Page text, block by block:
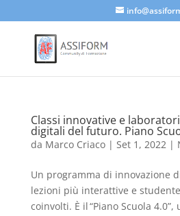
Classi innovative e
digitali del futuro. Piano
da Marco Criaco| Set 1, 2022|
Un programma di innovazione
lezioni più interattive e
coinvolti. È il “Piano Scuola